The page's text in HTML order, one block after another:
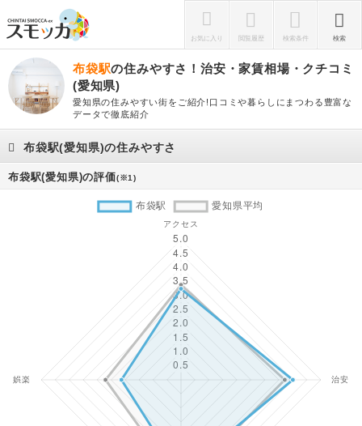
お気に入り 閲覧履歴 検索条件 検索
布袋駅の住みやすさ！治安・家賃相場・クチコミ
(愛知県)
愛知県の住みやすい街をご紹介!口コミや暮らしにまつわる豊富な
データで徹底紹介
布袋駅(愛知県)の住みやすさ
布袋駅(愛知県)の評価(※1)